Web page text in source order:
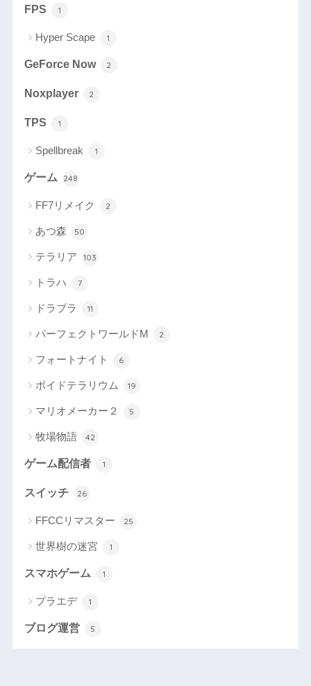
FPS 1
Hyper Scape 1
GeForce Now 2
Noxplayer 2
TPS 1
Spellbreak 1
ゲーム 248
FF7リメイク 2
あつ森 50
テラリア 103
トラハ 7
ドラブラ 11
パーフェクトワールドM 2
フォートナイト 6
ボイドテラリウム 19
マリオメーカー２ 5
牧場物語 42
ゲーム配信者 1
スイッチ 26
FFCCリマスター 25
世界樹の迷宮 1
スマホゲーム 1
プラエデ 1
ブログ運営 5